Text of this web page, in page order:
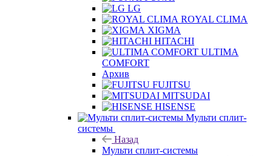
LG
ROYAL CLIMA
XIGMA
HITACHI
ULTIMA
COMFORT
Архив
FUJITSU
MITSUDAI
HISENSE
Мульти сплит-
системы
Назад
Мульти сплит-системы